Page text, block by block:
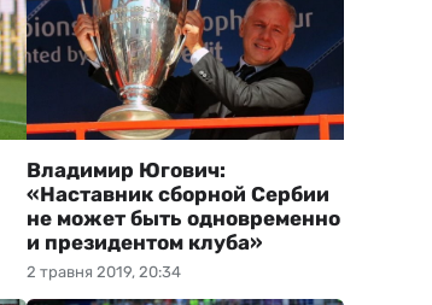
2 травня 2019, 20:34
Владимир Югович:
«Наставник сборной Сербии
не может быть одновременно
и президентом клуба»